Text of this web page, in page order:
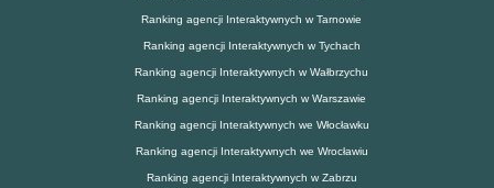
Ranking agencji Interaktywnych w Tarnowie
Ranking agencji Interaktywnych w Tychach
Ranking agencji Interaktywnych w Wałbrzychu
Ranking agencji Interaktywnych w Warszawie
Ranking agencji Interaktywnych we Włocławku
Ranking agencji Interaktywnych we Wrocławiu
Ranking agencji Interaktywnych w Zabrzu